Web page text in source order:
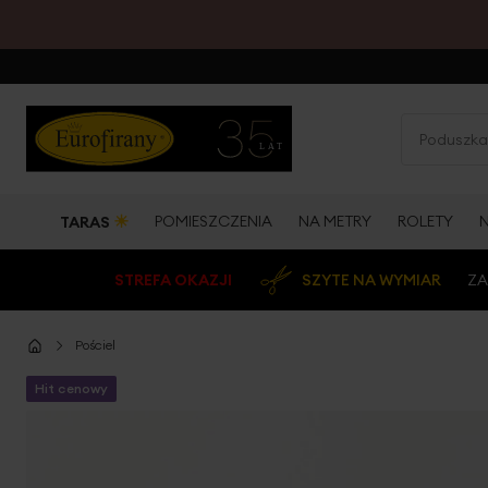
TARAS ☀ POMIESZCZENIA NA METRY ROLETY
STREFA OKAZJI SZYTE NA WYMIAR
Pościel
Hit cenowy